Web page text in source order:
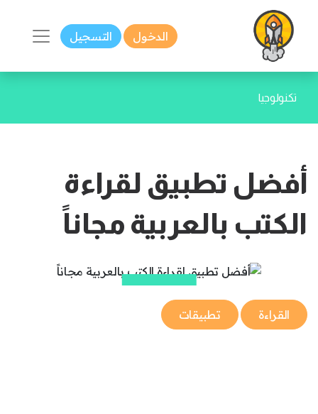
الدخول التسجيل
تكنولوجيا
أفضل تطبيق لقراءة
الكتب بالعربية مجاناً
القراءة تطبيقات